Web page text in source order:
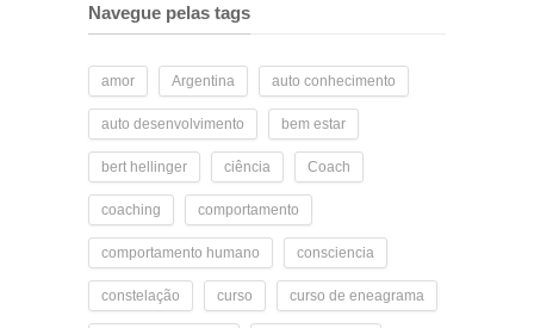
Navegue pelas tags
amor Argentina auto conhecimento
auto desenvolvimento bem estar
bert hellinger ciência Coach
coaching comportamento
comportamento humano consciencia
constelação curso curso de eneagrama